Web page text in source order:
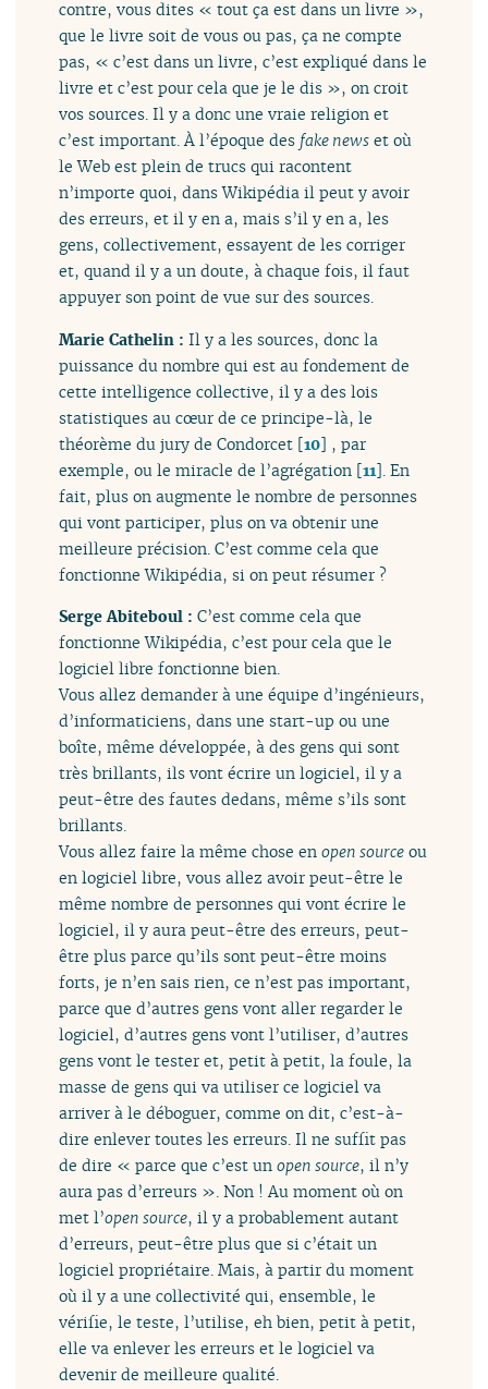
contre, vous dites « tout ça est dans un livre »,
que le livre soit de vous ou pas, ça ne compte
pas, « c’est dans un livre, c’est expliqué dans le
livre et c’est pour cela que je le dis », on croit
vos sources. Il y a donc une vraie religion et
c’est important. À l’époque des fake news et où
le Web est plein de trucs qui racontent
n’importe quoi, dans Wikipédia il peut y avoir
des erreurs, et il y en a, mais s’il y en a, les
gens, collectivement, essayent de les corriger
et, quand il y a un doute, à chaque fois, il faut
appuyer son point de vue sur des sources.
Marie Cathelin :Il y a les sources, donc la
puissance du nombre qui est au fondement de
cette intelligence collective, il y a des lois
statistiques au cœur de ce principe-là, le
théorème du jury de Condorcet [10] , par
exemple, ou le miracle de l’agrégation [11]. En
fait, plus on augmente le nombre de personnes
qui vont participer, plus on va obtenir une
meilleure précision. C’est comme cela que
fonctionne Wikipédia, si on peut résumer ?
Serge Abiteboul :C’est comme cela que
fonctionne Wikipédia, c’est pour cela que le
logiciel libre fonctionne bien.
Vous allez demander à une équipe d’ingénieurs,
d’informaticiens, dans une start-up ou une
boîte, même développée, à des gens qui sont
très brillants, ils vont écrire un logiciel, il y a
peut-être des fautes dedans, même s’ils sont
brillants.
Vous allez faire la même chose enopen source ou
en logiciel libre, vous allez avoir peut-être le
même nombre de personnes qui vont écrire le
logiciel, il y aura peut-être des erreurs, peut-
être plus parce qu’ils sont peut-être moins
forts, je n’en sais rien, ce n’est pas important,
parce que d’autres gens vont aller regarder le
logiciel, d’autres gens vont l’utiliser, d’autres
gens vont le tester et, petit à petit, la foule, la
masse de gens qui va utiliser ce logiciel va
arriver à le déboguer, comme on dit, c’est-à-
dire enlever toutes les erreurs. Il ne suffit pas
de dire « parce que c’est unopen source, il n’y
aura pas d’erreurs ». Non ! Au moment où on
met l’open source, il y a probablement autant
d’erreurs, peut-être plus que si c’était un
logiciel propriétaire. Mais, à partir du moment
où il y a une collectivité qui, ensemble, le
vérifie, le teste, l’utilise, eh bien, petit à petit,
elle va enlever les erreurs et le logiciel va
devenir de meilleure qualité.